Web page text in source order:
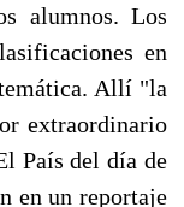
alumnos. Los
en
Allí "la
extraordinario
País del día de
en un reportaje